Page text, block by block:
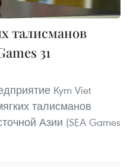
талисманов
31
Kym Viet
талисманов
Азии (SEA Games